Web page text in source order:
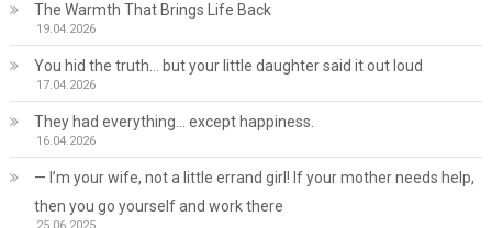
The Warmth That Brings Life Back
19.04.2026
You hid the truth… but your little daughter said it out loud
17.04.2026
They had everything… except happiness.
16.04.2026
— I’m your wife, not a little errand girl! If your mother needs help,
then you go yourself and work there